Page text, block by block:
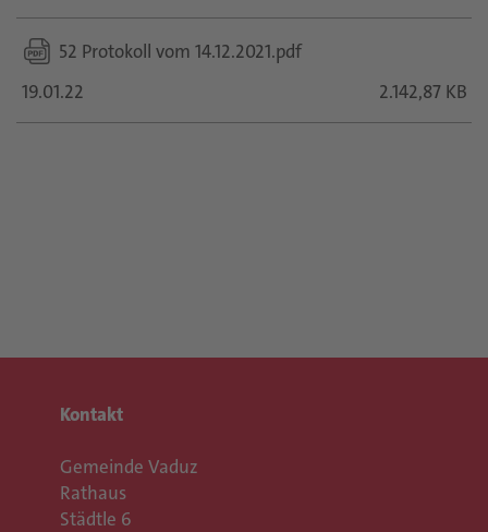
52 Protokoll vom 14.12.2021.pdf
19.01.22
2.142,87 KB
Kontakt
Gemeinde Vaduz
Rathaus
Städtle 6